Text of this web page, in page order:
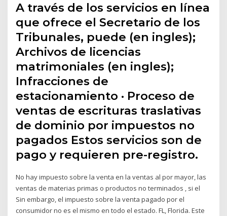
A través de los servicios en línea
que ofrece el Secretario de los
Tribunales, puede (en ingles);
Archivos de licencias
matrimoniales (en ingles);
Infracciones de
estacionamiento · Proceso de
ventas de escrituras traslativas
de dominio por impuestos no
pagados Estos servicios son de
pago y requieren pre-registro.
No hay impuesto sobre la venta en la ventas al por mayor, las
ventas de materias primas o productos no terminados , si el
Sin embargo, el impuesto sobre la venta pagado por el
consumidor no es el mismo en todo el estado. FL, Florida. Este